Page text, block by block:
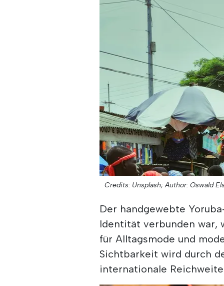
Credits: Unsplash; Author: Oswald
Der handgewebte
Identität verbunden war,
für Alltagsmode und
Sichtbarkeit wird durch
internationale